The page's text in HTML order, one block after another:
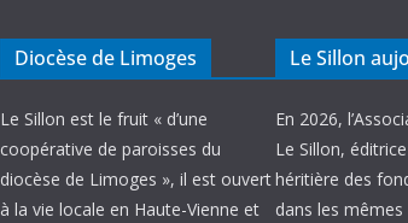
Diocèse de Limoges
Le Sillon est le fruit « d’une
coopérative de paroisses du
diocèse de Limoges », il est ouvert
à la vie locale en Haute-Vienne et
Le Sillon
En 2026,
Le Sillon,
héritière des
dans les